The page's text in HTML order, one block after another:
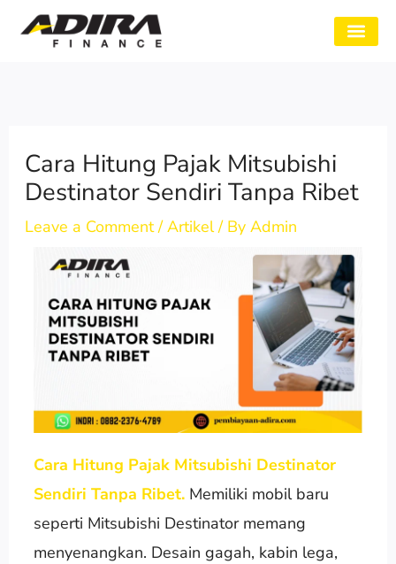
Cara Hitung Pajak Mitsubishi
Destinator Sendiri Tanpa Ribet
Leave a Comment /Artikel/ By Admin
Cara Hitung Pajak Mitsubishi Destinator
Sendiri Tanpa Ribet. Memiliki mobil baru
seperti Mitsubishi Destinator memang
menyenangkan. Desain gagah, kabin lega,